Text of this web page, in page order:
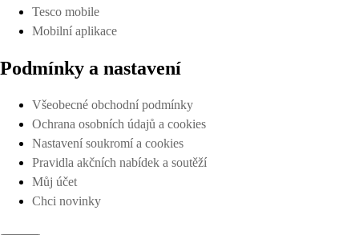
Tesco mobile
Mobilní aplikace
Podmínky a nastavení
Všeobecné obchodní podmínky
Ochrana osobních údajů a cookies
Nastavení soukromí a cookies
Pravidla akčních nabídek a soutěží
Můj účet
Chci novinky